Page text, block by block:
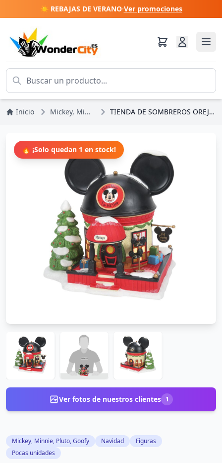
☀️ REBAJAS DE VERANO·Ver promociones
Inicio Mickey, Minnie, Pluto, Goofy TIENDA DE SOMBREROS OREJAS DE MICKEY - DISNEY VILLAGE
🔥 ¡Solo quedan 1 en stock!
Ver fotos de nuestros clientes 1
Mickey, Minnie, Pluto, Goofy Navidad
Figuras
Pocas unidades